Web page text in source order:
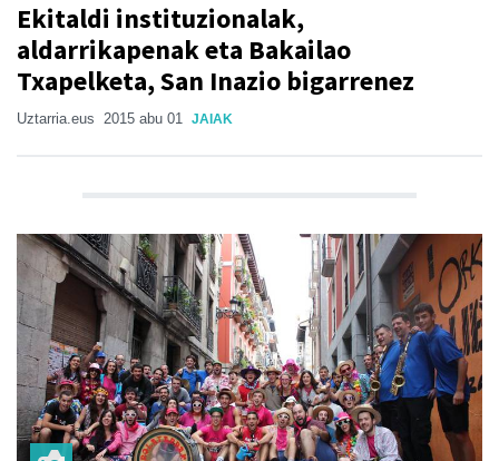
Ekitaldi instituzionalak,
aldarrikapenak eta Bakailao
Txapelketa, San Inazio bigarrenez
Uztarria.eus 2015 abu 01 JAIAK